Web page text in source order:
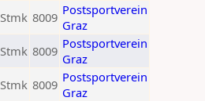
Stmk 8009 Postsportverein
Graz
Stmk 8009 Postsportverein
Graz
Stmk 8009 Postsportverein
Graz